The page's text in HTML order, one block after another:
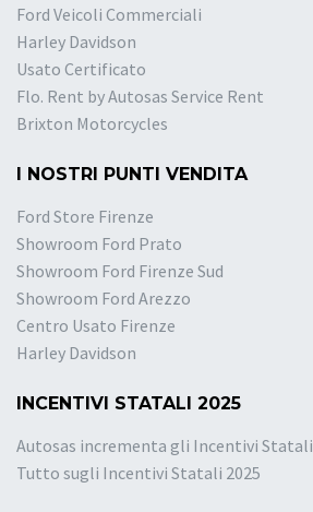
Ford Veicoli Commerciali
Harley Davidson
Usato Certificato
Flo. Rent by Autosas Service Rent
Brixton Motorcycles
I NOSTRI PUNTI VENDITA
Ford Store Firenze
Showroom Ford Prato
Showroom Ford Firenze Sud
Showroom Ford Arezzo
Centro Usato Firenze
Harley Davidson
INCENTIVI STATALI 2025
Autosas incrementa gli Incentivi Statali
Tutto sugli Incentivi Statali 2025